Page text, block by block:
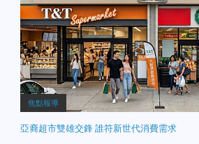
焦點報導
亞裔超市雙雄交鋒 誰符新世代消費需求